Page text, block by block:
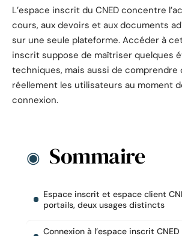
L’espace inscrit du CNED concentre
cours, aux devoirs et aux documents
sur une seule plateforme. Accéder à
inscrit suppose de maîtriser quelques
techniques, mais aussi de comprendre
réellement les utilisateurs au moment
connexion.
Sommaire
Espace inscrit et espace client
portails, deux usages distincts
Connexion à l’espace inscrit CNED